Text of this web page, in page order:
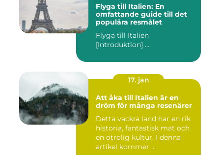
Flyga till Italien: En
omfattande guide till det
populära resmålet
Flyga till Italien
[Introduktion] ...
17. jan
Att åka till Italien är en
dröm för många resenärer
Detta vackra land har en rik
historia, fantastisk mat och
en otrolig kultur. I denna
artikel kommer ...